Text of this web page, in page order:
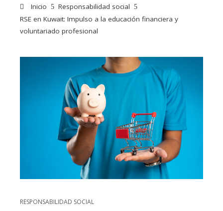
Inicio
Responsabilidad social
RSE en Kuwait: Impulso a la educación financiera y
voluntariado profesional
RESPONSABILIDAD SOCIAL